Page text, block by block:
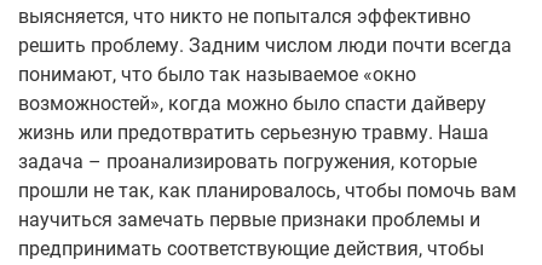
выясняется, что никто не попытался эффективно
решить проблему. Задним числом люди почти всегда
понимают, что было так называемое «окно
возможностей», когда можно было спасти дайверу
жизнь или предотвратить серьезную травму. Наша
задача – проанализировать погружения, которые
прошли не так, как планировалось, чтобы помочь вам
научиться замечать первые признаки проблемы и
предпринимать соответствующие действия, чтобы